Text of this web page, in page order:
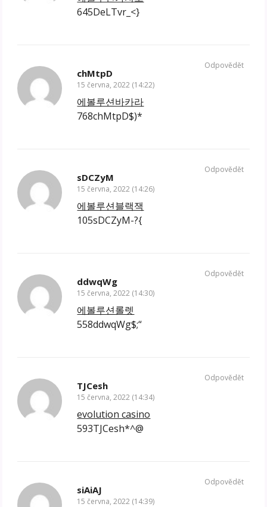
645DeLTvr_<}
chMtpD
15 června, 2022 (14:22)
에볼루션바카라
768chMtpD$)*
Odpovědět
sDCZyM
15 června, 2022 (14:26)
에볼루션블랙잭
105sDCZyM-?{
Odpovědět
ddwqWg
15 června, 2022 (14:30)
에볼루션롤렛
558ddwqWg$;“
Odpovědět
TJCesh
15 června, 2022 (14:34)
evolution casino
593TJCesh*^@
Odpovědět
siAiAJ
15 června, 2022 (14:39)
Odpovědět